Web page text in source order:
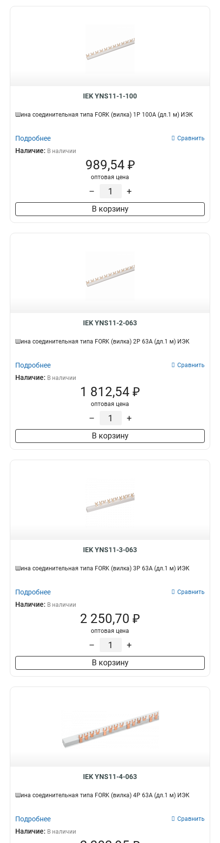
IEK YNS11-1-100
Шина соединительная типа FORK (вилка) 1Р 100А (дл.1 м) ИЭК
Подробнее Сравнить
Наличие: В наличии
989,54 ₽
оптовая цена
– +
В корзину
IEK YNS11-2-063
Шина соединительная типа FORK (вилка) 2Р 63А (дл.1 м) ИЭК
Подробнее Сравнить
Наличие: В наличии
1 812,54 ₽
оптовая цена
– +
В корзину
IEK YNS11-3-063
Шина соединительная типа FORK (вилка) 3Р 63А (дл.1 м) ИЭК
Подробнее Сравнить
Наличие: В наличии
2 250,70 ₽
оптовая цена
– +
В корзину
IEK YNS11-4-063
Шина соединительная типа FORK (вилка) 4Р 63А (дл.1 м) ИЭК
Подробнее Сравнить
Наличие: В наличии